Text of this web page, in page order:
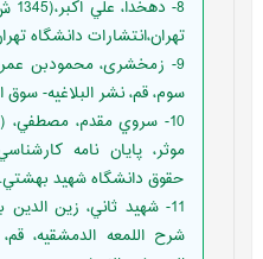
8-
تهران،انتشارات دانشگاه
سوم، قم، نشر البلاغیه- سوق
موثر، پايان نامه
حقوق دانشگاه شهيد بهشتي.
11- شهيد ثاني، زين الدين
شرح اللمعه الدمشقيه،